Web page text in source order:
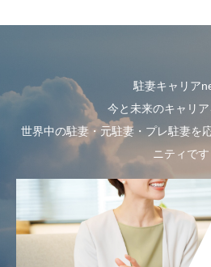
駐妻キャリア
今と未来のキャリ
世界中の駐妻・元駐妻・プレ駐妻を
ニティです